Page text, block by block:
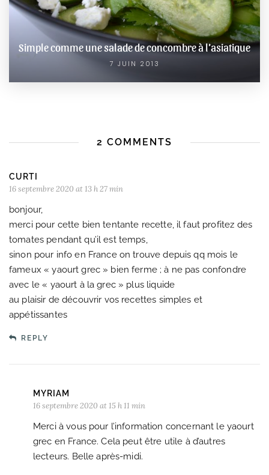
Simple comme une salade de concombre à l’asiatique
7 JUIN 2013
2 COMMENTS
CURTI
16 septembre 2020 at 13 h 27 min
bonjour,
merci pour cette bien tentante recette, il faut profitez des
tomates pendant qu’il est temps,
sinon pour info en France on trouve depuis qq mois le
fameux « yaourt grec » bien ferme ; à ne pas confondre
avec le « yaourt à la grec » plus liquide
au plaisir de découvrir vos recettes simples et
appétissantes
REPLY
MYRIAM
16 septembre 2020 at 15 h 11 min
Merci à vous pour l’information concernant le yaourt
grec en France. Cela peut être utile à d’autres
lecteurs. Belle après-midi.